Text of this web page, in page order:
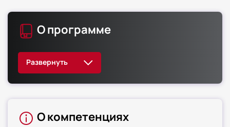
О программе
О компетенциях